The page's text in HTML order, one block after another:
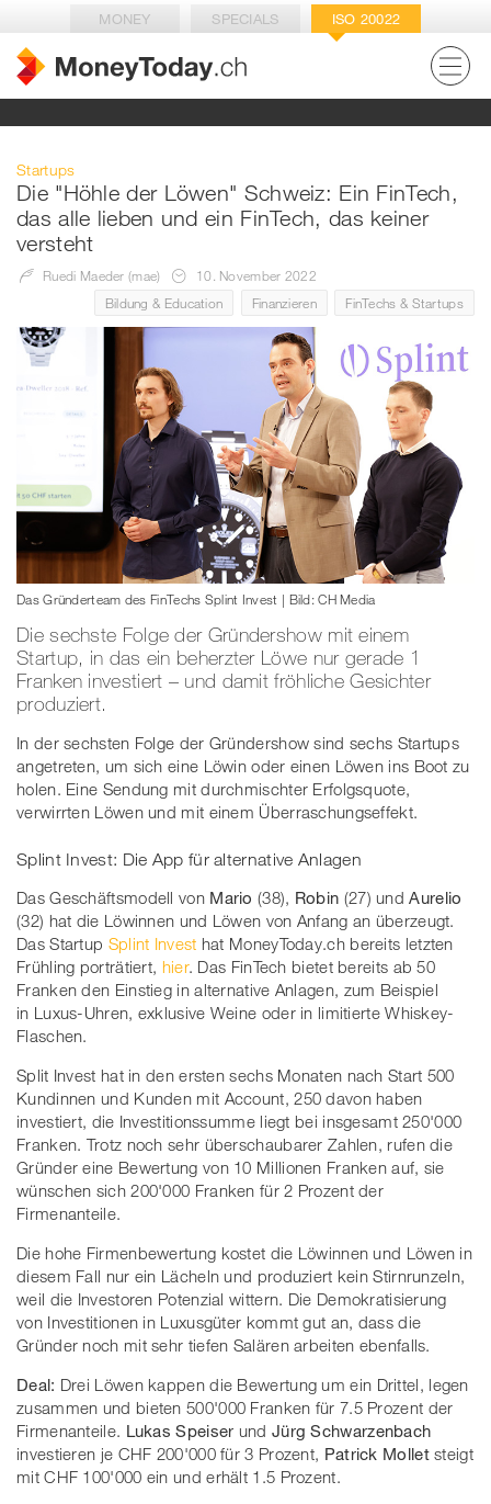
MONEY SPECIALS ISO 20022
Startups
Die "Höhle der Löwen" Schweiz: Ein FinTech,
das alle lieben und ein FinTech, das keiner
versteht
Ruedi Maeder (mae)
10. November 2022
Bildung & Education
Finanzieren FinTechs & Startups
Das Gründerteam des FinTechs Splint Invest | Bild: CH Media
Die sechste Folge der Gründershow mit einem
Startup, in das ein beherzter Löwe nur gerade 1
Franken investiert – und damit fröhliche Gesichter
produziert.
In der sechsten Folge der Gründershow sind sechs Startups
angetreten, um sich eine Löwin oder einen Löwen ins Boot zu
holen. Eine Sendung mit durchmischter Erfolgsquote,
verwirrten Löwen und mit einem Überraschungseffekt.
Splint Invest: Die App für alternative Anlagen
Das Geschäftsmodell von Mario (38), Robin (27) undAurelio
(32) hat die Löwinnen und Löwen von Anfang an überzeugt.
Das Startup Splint Invest hat MoneyToday.ch bereits letzten
Frühling porträtiert, hier. Das FinTech bietet bereits ab 50
Franken den Einstieg in alternative Anlagen, zum Beispiel
in Luxus-Uhren, exklusive Weine oder in limitierte Whiskey-
Flaschen.
Split Invest hat in den ersten sechs Monaten nach Start 500
Kundinnen und Kunden mit Account, 250 davon haben
investiert, die Investitionssumme liegt bei insgesamt 250'000
Franken. Trotz noch sehr überschaubarer Zahlen, rufen die
Gründer eine Bewertung von 10 Millionen Franken auf, sie
wünschen sich 200'000 Franken für 2 Prozent der
Firmenanteile.
Die hohe Firmenbewertung kostet die Löwinnen und Löwen in
diesem Fall nur ein Lächeln und produziert kein Stirnrunzeln,
weil die Investoren Potenzial wittern. Die Demokratisierung
von Investitionen in Luxusgüter kommt gut an, dass die
Gründer noch mit sehr tiefen Salären arbeiten ebenfalls.
Deal: Drei Löwen kappen die Bewertung um ein Drittel, legen
zusammen und bieten 500'000 Franken für 7.5 Prozent der
Firmenanteile. Lukas Speiser und Jürg Schwarzenbach
investieren je CHF 200'000 für 3 Prozent, Patrick Molletsteigt
mit CHF 100'000 ein und erhält 1.5 Prozent.